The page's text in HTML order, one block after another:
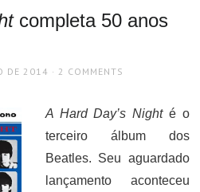
completa 50 anos
DE 2014 2 COMMENTS
A Hard Day’s Nighté o
terceiro álbum dos
Beatles. Seu aguardado
lançamento aconteceu